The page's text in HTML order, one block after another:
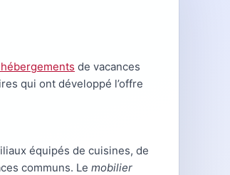
de vacances
qui ont développé l’offre
équipés de cuisines, de
communs. Le mobilier